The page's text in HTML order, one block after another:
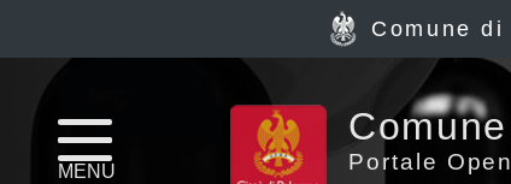
Home
page
Comune di
MENU Portale